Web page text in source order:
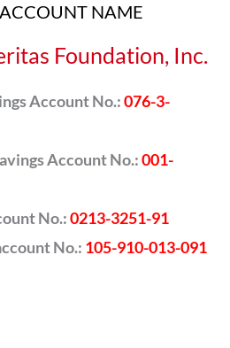
NAME
Foundation, Inc.
Account No.:076-3-
Account No.:001-
No.:0213-3251-91
No.: 105-910-013-091